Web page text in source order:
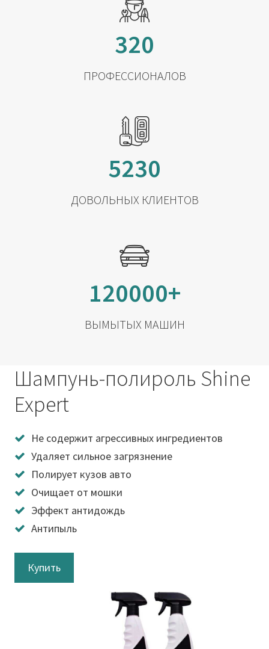
320
ПРОФЕССИОНАЛОВ
5230
ДОВОЛЬНЫХ КЛИЕНТОВ
120000+
ВЫМЫТЫХ МАШИН
Шампунь-полироль Shine
Expert
Не содержит агрессивных ингредиентов
Удаляет сильное загрязнение
Полирует кузов авто
Очищает от мошки
Эффект антидождь
Антипыль
Купить